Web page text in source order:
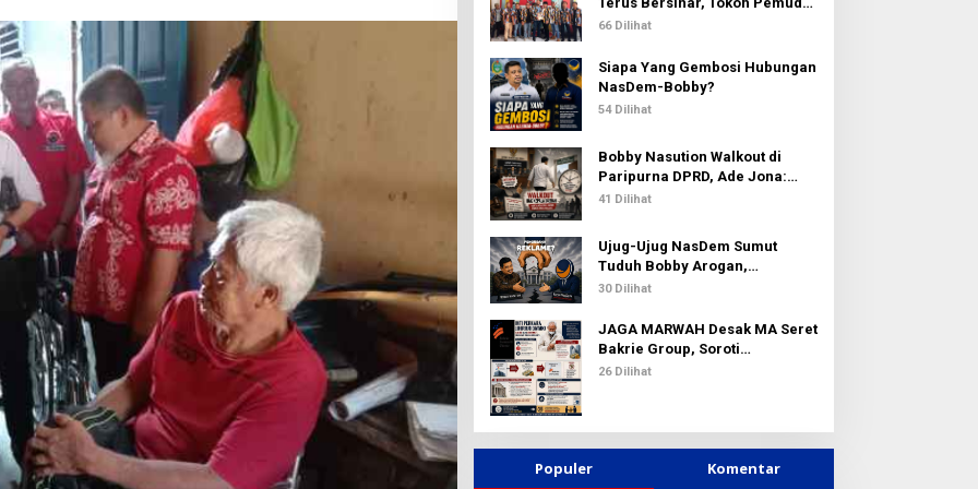
:
Karo Pimpin PKN MJA Kota
66 Dilihat
Siapa Yang Gembosi Hubungan
NasDem-Bobby?
54 Dilihat
Bobby Nasution Walkout di
Paripurna DPRD, Ade Jona:
Waktu Kepala Daerah Tak Boleh
41 Dilihat
Ujug-Ujug NasDem Sumut
Tuduh Bobby Arogan,
Pengamat USU Curiga Bisnis
30 Dilihat
JAGA MARWAH Desak MA Seret
Bakrie Group, Soroti
Kejanggalan Vonis Kasus PET
26 Dilihat
Populer Komentar